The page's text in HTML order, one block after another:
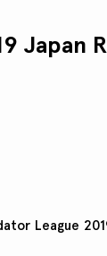
Japan
League